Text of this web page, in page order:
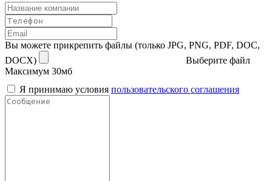
Вы можете прикрепить файлы (только JPG, PNG, PDF, DOC,
DOCX)
Выберите файл
Максимум 30мб
Я принимаю условия пользовательского соглашения